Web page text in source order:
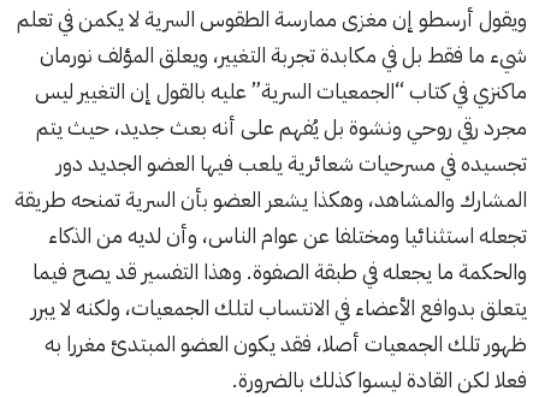
ويقول أرسطو إن مغزى ممارسة الطقوس السرية لا يكمن في تعلم
شيء ما فقط بل في مكابدة تجربة التغيير، ويعلق المؤلف نورمان
ماكنزي في كتاب “الجمعيات السرية” عليه بالقول إن التغيير ليس
مجرد رقي روحي ونشوة بل يُفهم على أنه بعث جديد، حيث يتم
تجسيده في مسرحيات شعائرية يلعب فيها العضو الجديد دور
المشارك والمشاهد، وهكذا يشعر العضو بأن السرية تمنحه طريقة
تجعله استثنائيا ومختلفا عن عوام الناس، وأن لديه من الذكاء
والحكمة ما يجعله في طبقة الصفوة. وهذا التفسير قد يصح فيما
يتعلق بدوافع الأعضاء في الانتساب لتلك الجمعيات، ولكنه لا يبرر
ظهور تلك الجمعيات أصلا، فقد يكون العضو المبتدئ مغررا به
فعلا لكن القادة ليسوا كذلك بالضرورة.